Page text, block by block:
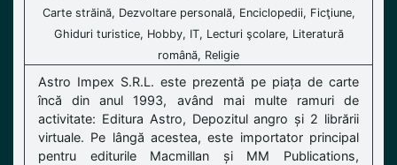
Carte străină, Dezvoltare personală, Enciclopedii, Ficţiune,
Ghiduri turistice, Hobby, IT, Lecturi şcolare, Literatură
română, Religie
Astro Impex S.R.L. este prezentă pe piața de carte
încă din anul 1993, având mai multe ramuri de
activitate: Editura Astro, Depozitul angro și 2 librării
virtuale. Pe lângă acestea, este importator principal
pentru editurile Macmillan și MM Publications,